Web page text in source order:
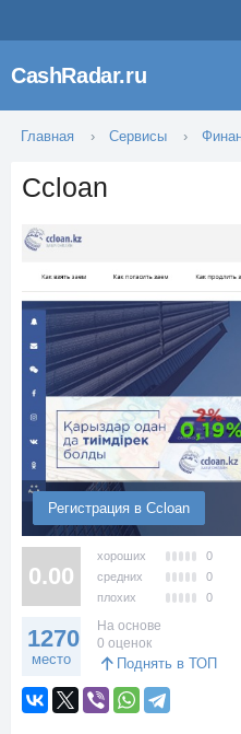
CashRadar.ru
Главная Сервисы
Ccloan
Регистрация в Ccloan
0.00
хороших
0
средних
0
плохих
0
1270
место
На основе
0 оценок
Поднять в ТОП